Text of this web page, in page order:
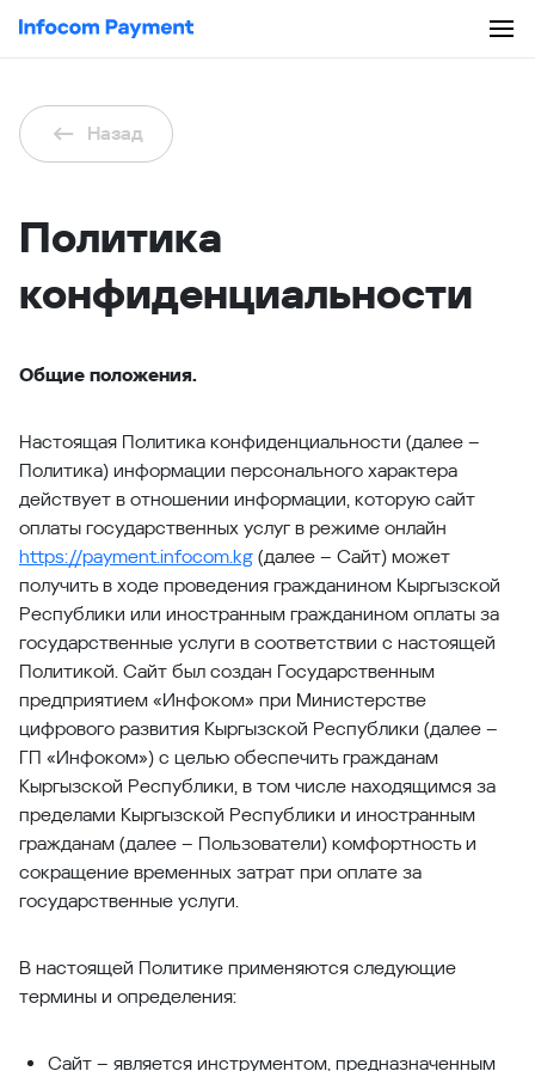
Назад
Политика
конфиденциальности
Общие положения.
Настоящая Политика конфиденциальности (далее –
Политика) информации персонального характера
действует в отношении информации, которую сайт
оплаты государственных услуг в режиме онлайн
https://payment.infocom.kg (далее – Сайт) может
получить в ходе проведения гражданином Кыргызской
Республики или иностранным гражданином оплаты за
государственные услуги в соответствии с настоящей
Политикой. Сайт был создан Государственным
предприятием «Инфоком» при Министерстве
цифрового развития Кыргызской Республики (далее –
ГП «Инфоком») с целью обеспечить гражданам
Кыргызской Республики, в том числе находящимся за
пределами Кыргызской Республики и иностранным
гражданам (далее – Пользователи) комфортность и
сокращение временных затрат при оплате за
государственные услуги.
В настоящей Политике применяются следующие
термины и определения:
Сайт – является инструментом, предназначенным